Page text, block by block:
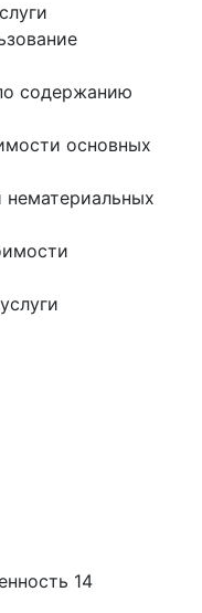
содержанию
основных
14